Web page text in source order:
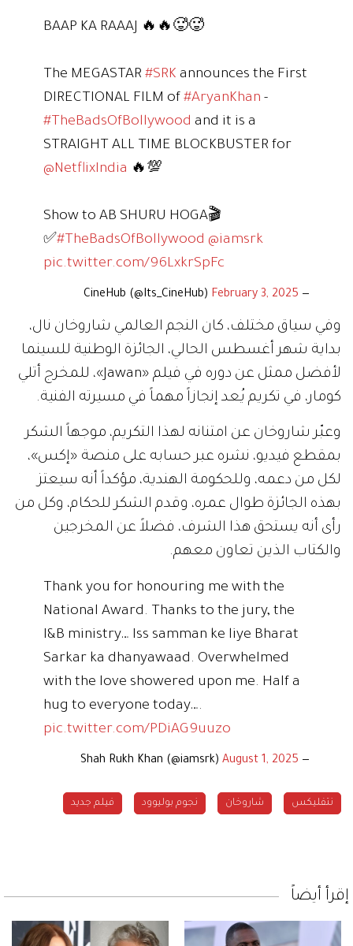
BAAP KA RAAAJ 🔥🔥🥵🥵
The MEGASTAR #SRK announces the First
DIRECTIONAL FILM of #AryanKhan -
#TheBadsOfBollywood and it is a
STRAIGHT ALL TIME BLOCKBUSTER for
@NetflixIndia 🔥💯
Show to AB SHURU HOGA🎬
✅#TheBadsOfBollywood @iamsrk
pic.twitter.com/96LxkrSpFc
— CineHub (@Its_CineHub)
February 3, 2025
وفي سياق مختلف، كان النجم العالمي شاروخان نال،
بداية شهر أغسطس الحالي، الجائزة الوطنية للسينما
لأفضل ممثل عن دوره في فيلم «Jawan»، للمخرج أتلي
كومار، في تكريم يُعد إنجازاً مهماً في مسيرته الفنية.
وعبّر شاروخان عن امتنانه لهذا التكريم، موجهاً الشكر
بمقطع فيديو، نشره عبر حسابه على منصة «إكس»،
لكل من دعمه، وللحكومة الهندية، مؤكداً أنه سيعتز
بهذه الجائزة طوال عمره، وقدم الشكر للحكام، وكل من
رأى أنه يستحق هذا الشرف، فضلاً عن المخرجين
والكتاب الذين تعاون معهم.
Thank you for honouring me with the
National Award. Thanks to the jury, the
I&B ministry… Iss samman ke liye Bharat
Sarkar ka dhanyawaad. Overwhelmed
with the love showered upon me. Half a
hug to everyone today….
pic.twitter.com/PDiAG9uuzo
— Shah Rukh Khan (@iamsrk)
August 1, 2025
نتفليكس شاروخان نجوم بوليوود فيلم جديد
إقرأ أيضاً